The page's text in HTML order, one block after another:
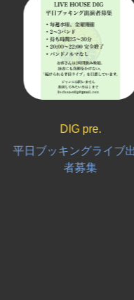
DIG pre.
ブッキングライブ出演